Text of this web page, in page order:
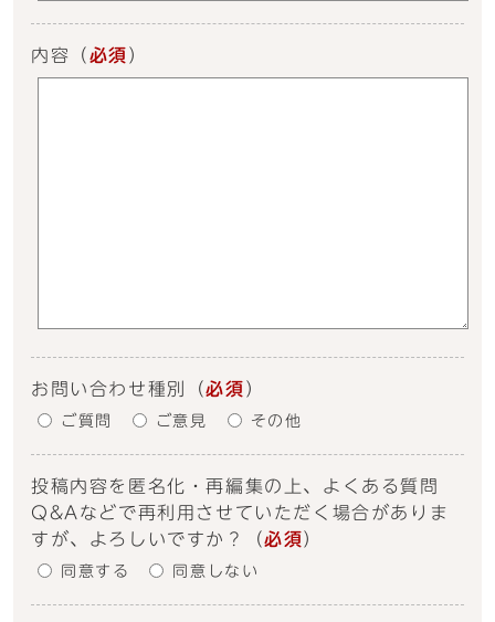
内容 （ 必須 ）
お問い合わせ種別 （必須 ）
ご質問 ご意見 その他
投稿内容を匿名化・再編集の上、よくある質問
Q&Aなどで再利用させていただく場合がありま
すが、よろしいですか？
（必須 ）
同意する 同意しない